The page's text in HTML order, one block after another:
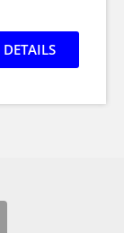
DETAILS